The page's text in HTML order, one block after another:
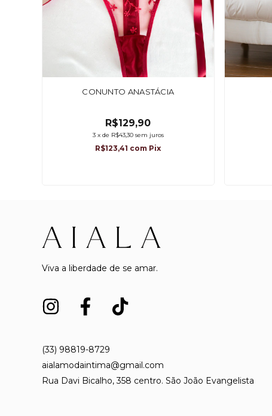
CONUNTO ANASTÁCIA
R$129,90
3 x de R$43,30 sem juros
R$123,41 com Pix
Viva a liberdade de se amar.
(33) 98819-8729
aialamodaintima@gmail.com
Rua Davi Bicalho, 358 centro. São João Evangelista